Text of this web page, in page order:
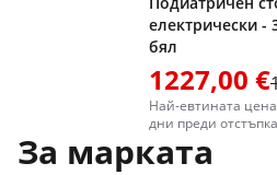
електрически -
бял
1227,00 €
Най-евтината
дни преди
За марката